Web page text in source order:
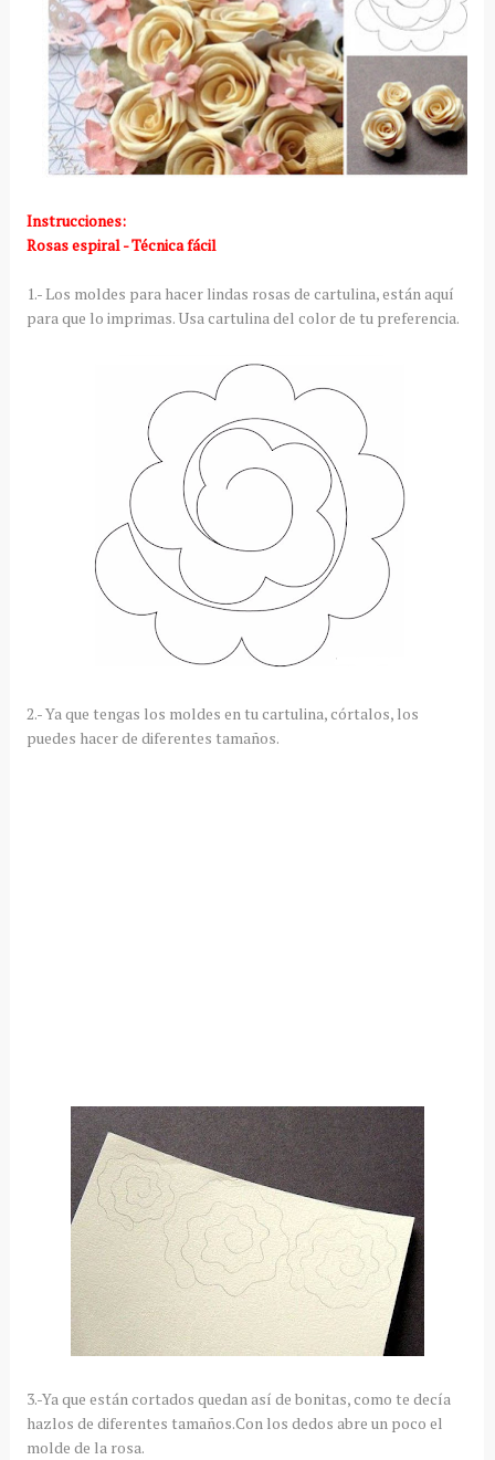
Instrucciones:
Rosas espiral - Técnica fácil
1.- Los moldes para hacer lindas rosas de cartulina, están aquí
para que lo imprimas. Usa cartulina del color de tu preferencia.
2.- Ya que tengas los moldes en tu cartulina, córtalos, los
puedes hacer de diferentes tamaños.
3.-Ya que están cortados quedan así de bonitas, como te decía
hazlos de diferentes tamaños.Con los dedos abre un poco el
molde de la rosa.